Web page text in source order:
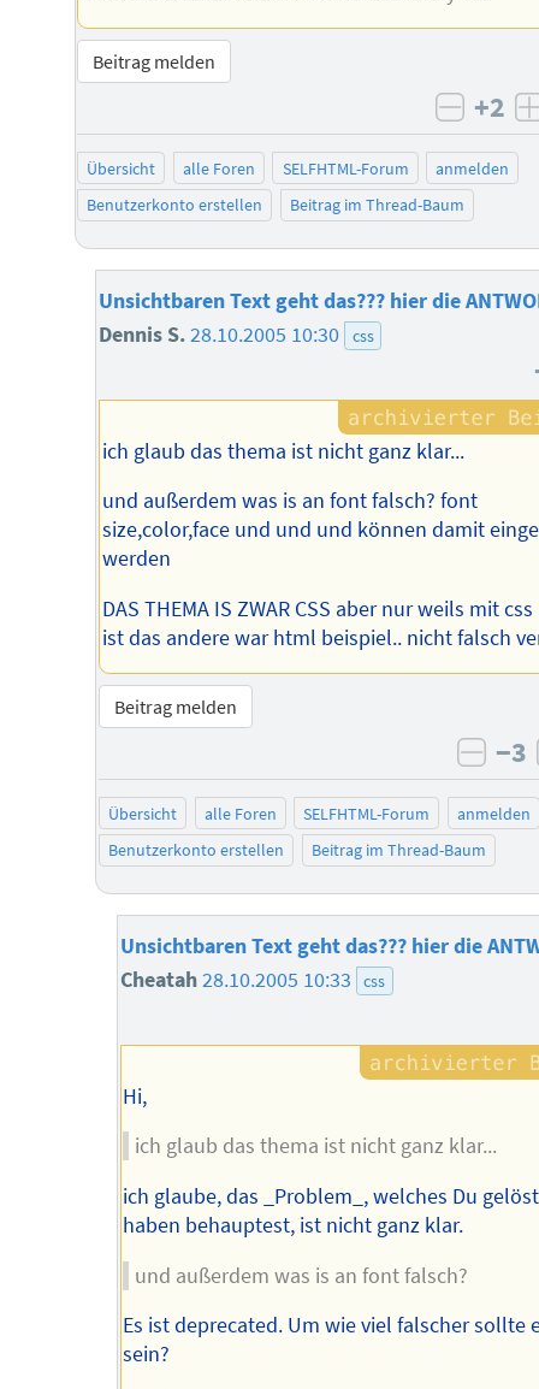
Beitrag melden
+2
Übersicht alle Foren SELFHTML-Forum
anmelden
Benutzerkonto erstellen
Beitrag im Thread-Baum
Unsichtbaren Text geht das??? hier die
Dennis S.28.10.2005 10:30 css
ich glaub das thema ist nicht ganz klar...
und außerdem was is an font falsch? font
size,color,face und und und können damit
werden
DAS THEMA IS ZWAR CSS aber nur weils mit
ist das andere war html beispiel.. nicht falsch
Beitrag melden
−3
Übersicht alle Foren SELFHTML-Forum
anmelden
Benutzerkonto erstellen
Beitrag im Thread-Baum
Unsichtbaren Text geht das??? hier die
Cheatah28.10.2005 10:33 css
Hi,
ich glaub das thema ist nicht ganz klar...
ich glaube, das _Problem_, welches Du
haben behauptest, ist nicht ganz klar.
und außerdem was is an font falsch?
Es ist deprecated. Um wie viel falscher sollte
sein?